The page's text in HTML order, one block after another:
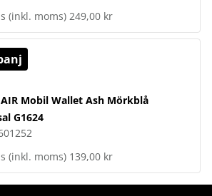
(inkl. moms) 249,00 kr
AIR Mobil Wallet Ash Mörkblå
G1624
(inkl. moms) 139,00 kr